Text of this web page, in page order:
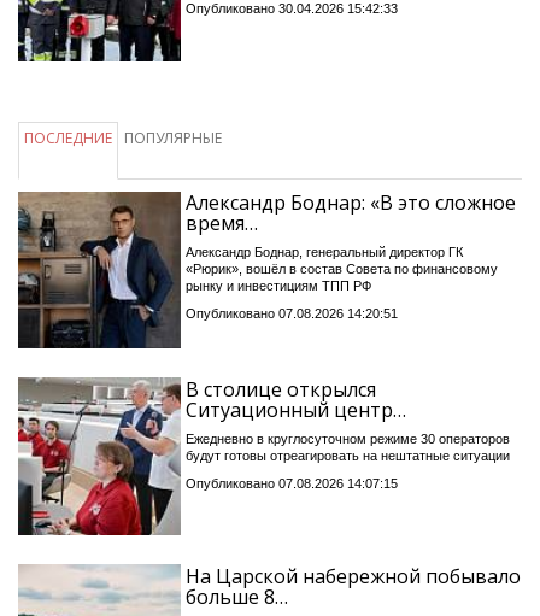
Опубликовано 30.04.2026 15:42:33
ПОСЛЕДНИЕ ПОПУЛЯРНЫЕ
Александр Боднар: «В это сложное
время…
Александр Боднар, генеральный директор ГК
«Рюрик», вошёл в состав Совета по финансовому
рынку и инвестициям ТПП РФ
Опубликовано 07.08.2026 14:20:51
В столице открылся
Ситуационный центр…
Ежедневно в круглосуточном режиме 30 операторов
будут готовы отреагировать на нештатные ситуации
Опубликовано 07.08.2026 14:07:15
На Царской набережной побывало
больше 8…